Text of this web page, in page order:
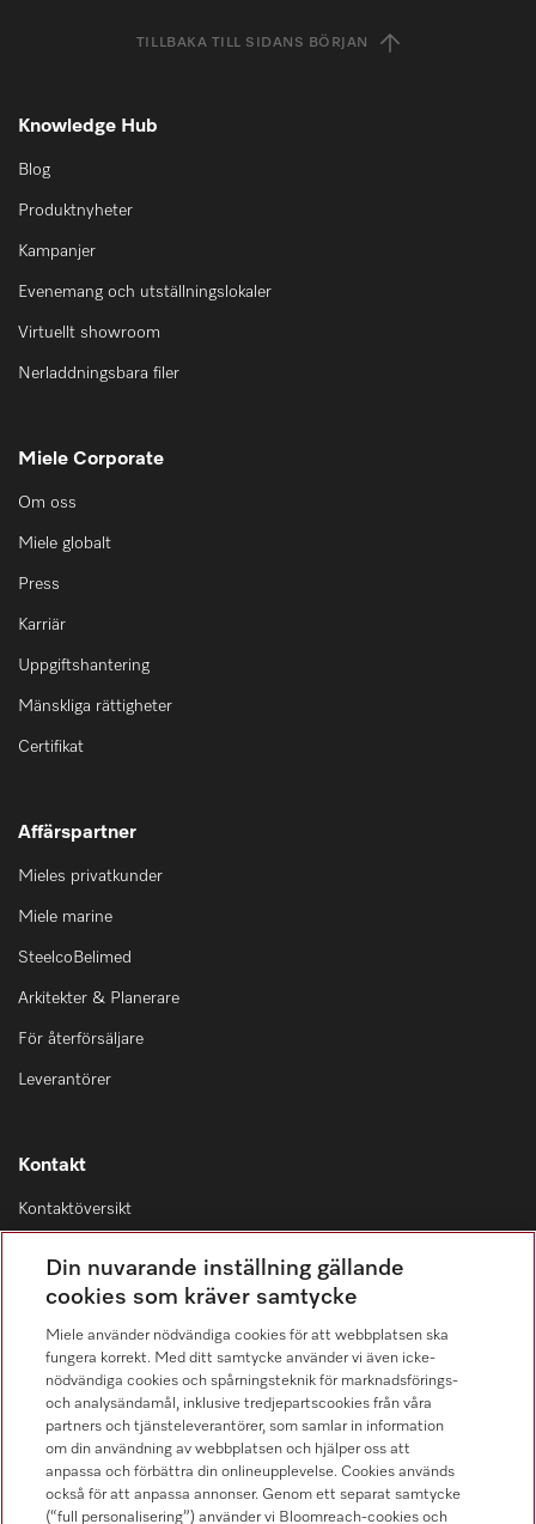
TILLBAKA TILL SIDANS BÖRJAN
Knowledge Hub
Blog
Produktnyheter
Kampanjer
Evenemang och utställningslokaler
Virtuellt showroom
Nerladdningsbara filer
Miele Corporate
Om oss
Miele globalt
Press
Karriär
Uppgiftshantering
Mänskliga rättigheter
Certifikat
Affärspartner
Mieles privatkunder
Miele marine
SteelcoBelimed
Arkitekter & Planerare
För återförsäljare
Leverantörer
Kontakt
Kontaktöversikt
08-562 29 800
Hitta återförsäljare
Din nuvarande inställning gällande
cookies som kräver samtycke
Miele använder nödvändiga cookies för att webbplatsen ska
fungera korrekt. Med ditt samtycke använder vi även icke-
nödvändiga cookies och spårningsteknik för marknadsförings-
och analysändamål, inklusive tredjepartscookies från våra
partners och tjänsteleverantörer, som samlar in information
om din användning av webbplatsen och hjälper oss att
anpassa och förbättra din onlineupplevelse. Cookies används
också för att anpassa annonser. Genom ett separat samtycke
(“full personalisering”) använder vi Bloomreach-cookies och